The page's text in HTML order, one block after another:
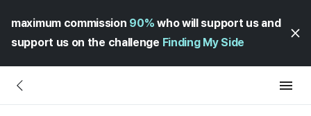
maximum commission 90% who will support us and
support us on the challenge Finding My Side